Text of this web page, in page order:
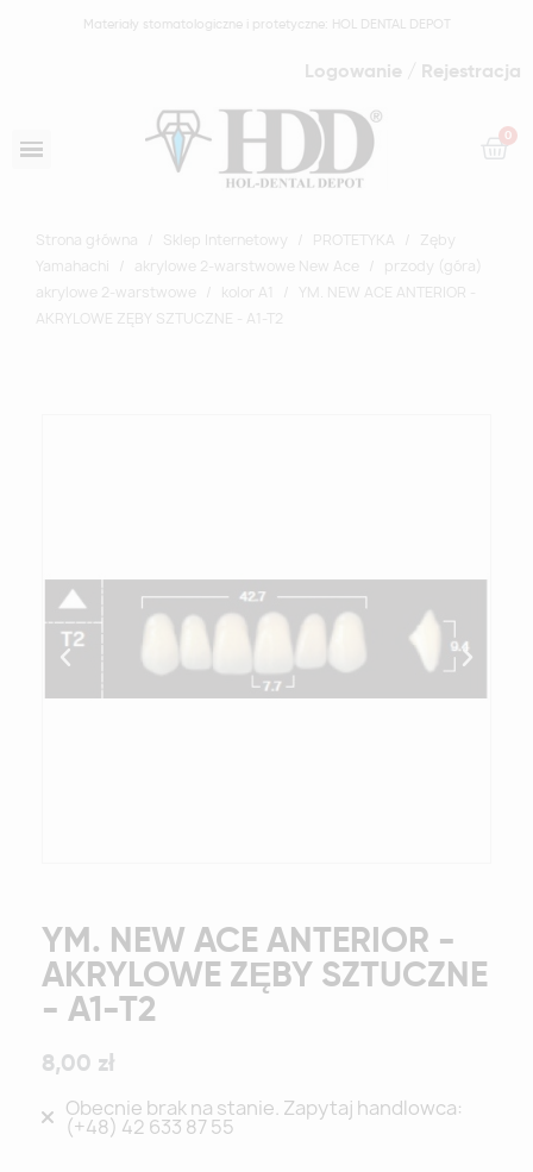
Materiały stomatologiczne i protetyczne: HOL DENTAL DEPOT
Logowanie / Rejestracja
Strona główna Sklep Internetowy PROTETYKA
Zęby
Yamahachi
akrylowe 2-warstwowe New Ace
przody (góra)
akrylowe 2-warstwowe
kolor A1
YM. NEW ACE ANTERIOR -
AKRYLOWE ZĘBY SZTUCZNE - A1-T2
YM. NEW ACE ANTERIOR -
AKRYLOWE ZĘBY SZTUCZNE
- A1-T2
8,00 zł
Obecnie brak na stanie. Zapytaj handlowca:
(+48) 42 633 87 55